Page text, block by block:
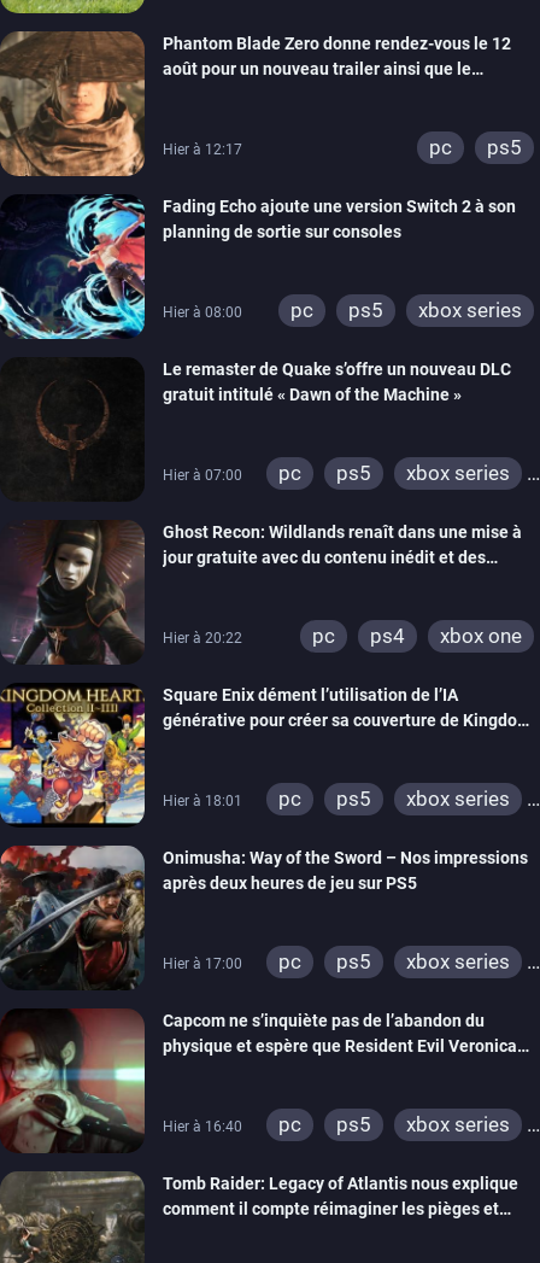
Phantom Blade Zero donne rendez-vous le 12
août pour un nouveau trailer ainsi que le
Hier à 12:17 pc ps5
Fading Echo ajoute une version Switch 2 à son
planning de sortie sur consoles
Hier à 08:00 pc ps5 xbox series
Le remaster de Quake s’offre un nouveau DLC
gratuit intitulé « Dawn of the Machine »
Hier à 07:00 pc ps5
xbox series
xbox one
nintendo 64
Ghost Recon: Wildlands renaît dans une mise à
jour gratuite avec du contenu inédit et des
Hier à 20:22 pc ps4 xbox one
Square Enix dément l’utilisation de l’IA
générative pour créer sa couverture de Kingdom
Hier à 18:01 pc ps5
xbox series
Onimusha: Way of the Sword – Nos impressions
après deux heures de jeu sur PS5
Hier à 17:00 pc ps5
xbox series
Capcom ne s’inquiète pas de l’abandon du
physique et espère que Resident Evil Veronica
Hier à 16:40 pc ps5
xbox series
Tomb Raider: Legacy of Atlantis nous explique
comment il compte réimaginer les pièges et